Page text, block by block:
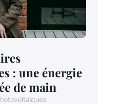
: une énergie
de main